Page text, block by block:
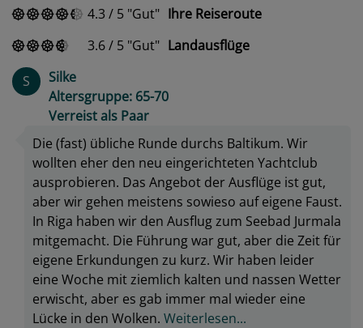
4.3 / 5 Gut
Ihre Reiseroute
3.6/ 5 Gut
Landausflüge
S
Silke
Altersgruppe: 65-70
Verreist als Paar
Die (fast) übliche Runde durchs Baltikum. Wir
wollten eher den neu eingerichteten Yachtclub
ausprobieren. Das Angebot der Ausflüge ist gut,
aber wir gehen meistens sowieso auf eigene Faust.
In Riga haben wir den Ausflug zum Seebad Jurmala
mitgemacht. Die Führung war gut, aber die Zeit für
eigene Erkundungen zu kurz. Wir haben leider
eine Woche mit ziemlich kalten und nassen Wetter
erwischt, aber es gab immer mal wieder eine
Lücke in den Wolken. Weiterlesen...